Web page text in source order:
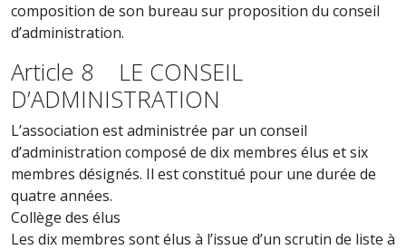
composition de son bureau sur proposition du conseil
d’administration.
Article 8 LE CONSEIL
D’ADMINISTRATION
L’association est administrée par un conseil
d’administration composé de dix membres élus et six
membres désignés. Il est constitué pour une durée de
quatre années.
Collège des élus
Les dix membres sont élus à l’issue d’un scrutin de liste à